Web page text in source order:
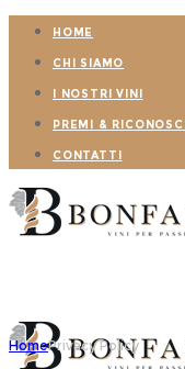
HOME
CHI SIAMO
I NOSTRI VINI
PREMI &
CONTATTI
HomePrivacy Policy